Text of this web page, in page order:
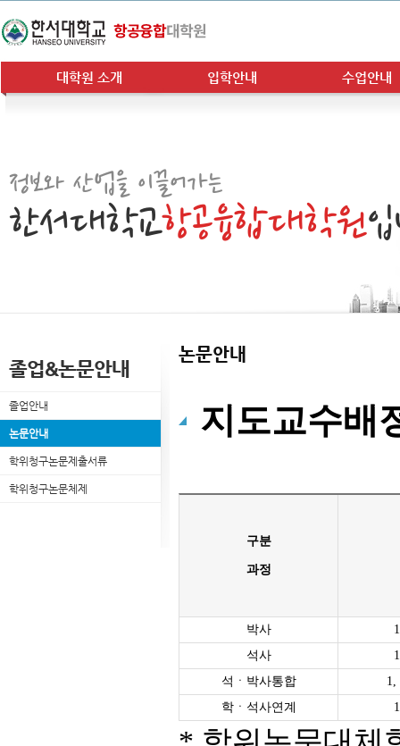
대학원 소개 입학안내 수업안내
정보와 산업을 이끌어가는
한서대학교항공융합대학원
졸업&논문안내
졸업안내
논문안내
학위청구논문제출서류
학위청구논문체제
논문안내
지도교수배
구분
과정
박사
석사
석ㆍ박사통합
1,
학ㆍ석사연계